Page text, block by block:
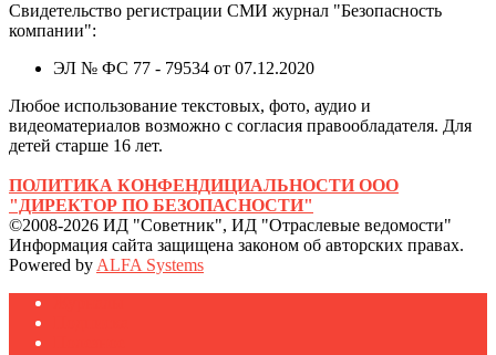
Свидетельство регистрации СМИ журнал "Безопасность
компании":
ЭЛ № ФС 77 - 79534 от 07.12.2020
Любое использование текстовых, фото, аудио и
видеоматериалов возможно с согласия правообладателя. Для
детей старше 16 лет.
ПОЛИТИКА КОНФЕНДИЦИАЛЬНОСТИ ООО
"ДИРЕКТОР ПО БЕЗОПАСНОСТИ"
©2008-2026 ИД "Советник", ИД "Отраслевые ведомости"
Информация сайта защищена законом об авторских правах.
Powered by ALFA Systems